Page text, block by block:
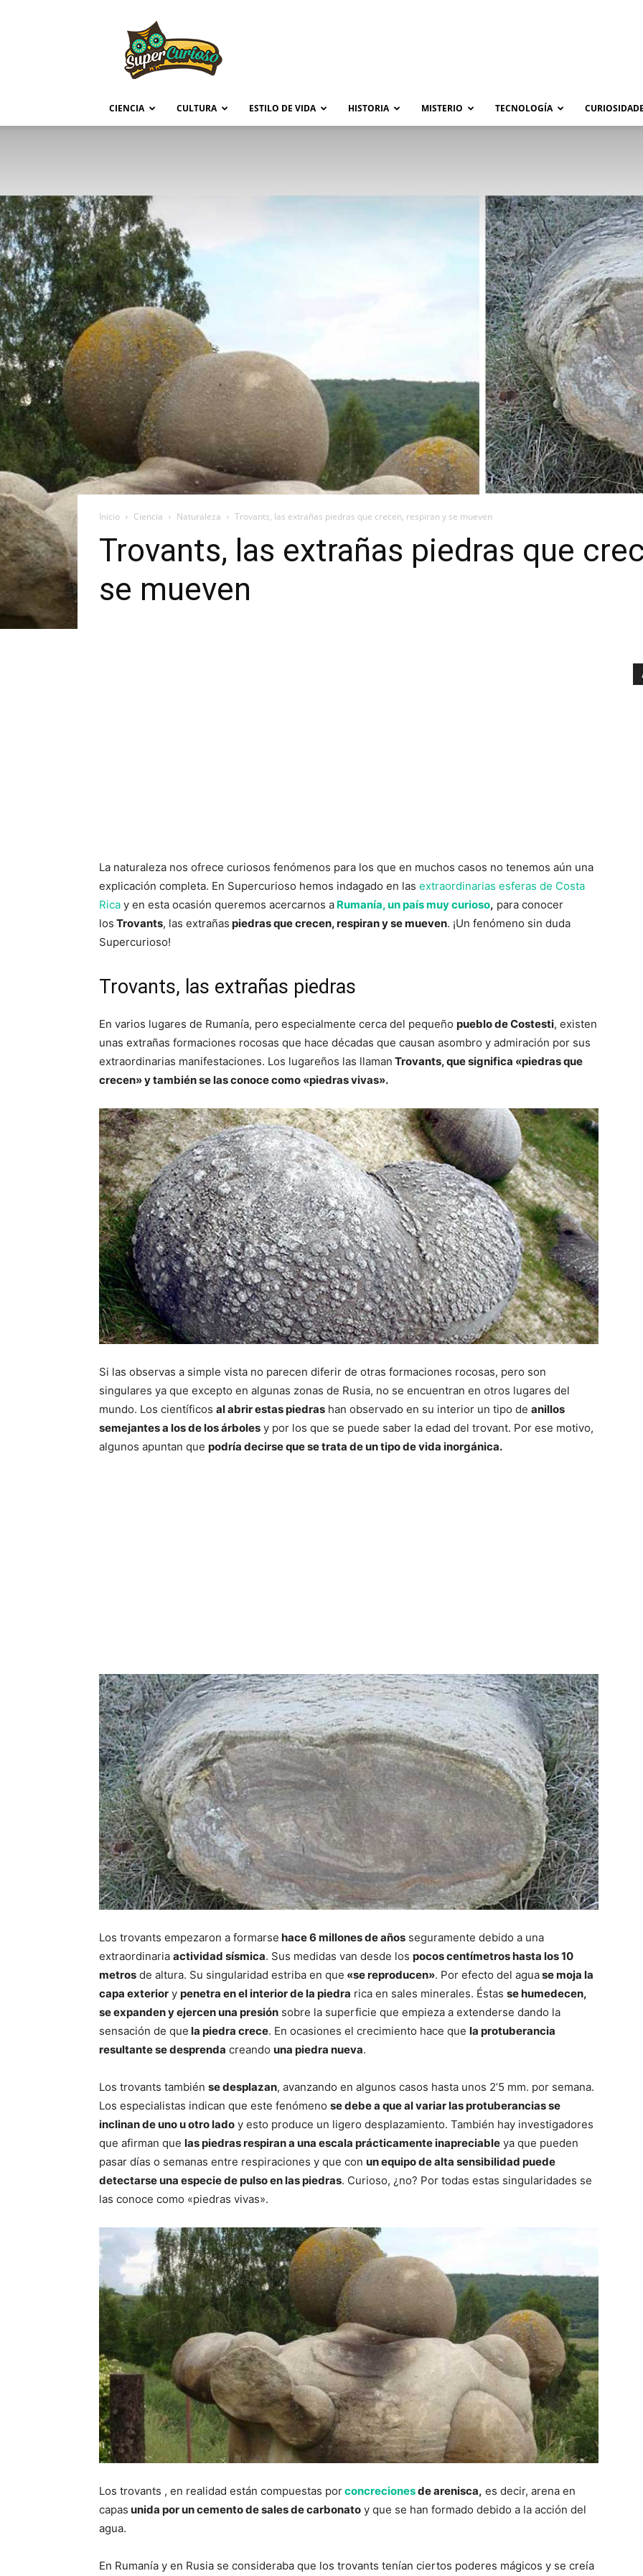
CIENCIA CULTURA ESTILO DE VIDA HISTORIA MISTERIO TECNOLOGÍA
Inicio Ciencia Naturaleza Trovants, las extrañas piedras que crecen, respiran y se mueven
Trovants, las extrañas piedras que
se mueven
La naturaleza nos ofrece curiosos fenómenos para los que en muchos casos no tenemos aún una
explicación completa. En Supercurioso hemos indagado en las extraordinarias esferas de Costa
Rica y en esta ocasión queremos acercarnos a Rumanía, un país muy curioso, para conocer
los Trovants, las extrañas piedras que crecen, respiran y se mueven. ¡Un fenómeno sin duda
Supercurioso!
Trovants, las extrañas piedras
En varios lugares de Rumanía, pero especialmente cerca del pequeño pueblo de Costesti, existen
unas extrañas formaciones rocosas que hace décadas que causan asombro y admiración por sus
extraordinarias manifestaciones. Los lugareños las llaman Trovants, que significa «piedras que
crecen» y también se las conoce como «piedras vivas».
Si las observas a simple vista no parecen diferir de otras formaciones rocosas, pero son
singulares ya que excepto en algunas zonas de Rusia, no se encuentran en otros lugares del
mundo. Los científicos al abrir estas piedras han observado en su interior un tipo de anillos
semejantes a los de los árboles y por los que se puede saber la edad del trovant. Por ese motivo,
algunos apuntan que podría decirse que se trata de un tipo de vida inorgánica.
Los trovants empezaron a formarse hace 6 millones de años seguramente debido a una
extraordinaria actividad sísmica. Sus medidas van desde los pocos centímetros hasta los 10
metros de altura. Su singularidad estriba en que «se reproducen». Por efecto del aguase moja la
capa exterior y penetra en el interior de la piedra rica en sales minerales. Éstas se humedecen,
se expanden y ejercen una presión sobre la superficie que empieza a extenderse dando la
sensación de que la piedra crece. En ocasiones el crecimiento hace que la protuberancia
resultante se desprenda creando una piedra nueva.
Los trovants también se desplazan, avanzando en algunos casos hasta unos 2’5 mm. por semana.
Los especialistas indican que este fenómeno se debe a que al variar las protuberancias se
inclinan de uno u otro lado y esto produce un ligero desplazamiento. También hay investigadores
que afirman que las piedras respiran a una escala prácticamente inapreciable ya que pueden
pasar días o semanas entre respiraciones y que con un equipo de alta sensibilidad puede
detectarse una especie de pulso en las piedras. Curioso, ¿no? Por todas estas singularidades se
las conoce como «piedras vivas».
Los trovants , en realidad están compuestas porconcrecionesde arenisca, es decir, arena en
capas unida por un cemento de sales de carbonato y que se han formado debido a la acción del
agua.
En Rumanía y en Rusia se consideraba que los trovants tenían ciertos poderes mágicos y se creía